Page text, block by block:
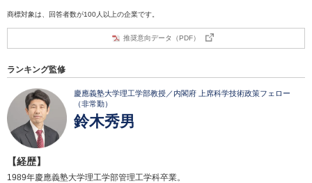
商標対象は、回答者数が100人以上の企業です。
推奨意向データ（PDF）
ランキング監修
慶應義塾大学理工学部教授／内閣府 上席科学技術政策フェロー
（非常勤）
鈴木秀男
【経歴】
1989年慶應義塾大学理工学部管理工学科卒業。